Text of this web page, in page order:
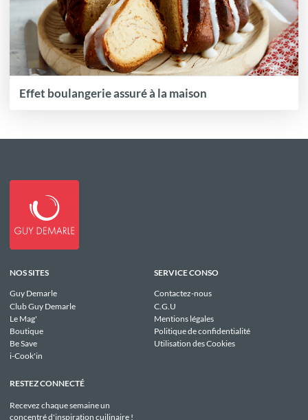
Effet boulangerie assuré à la maison
NOS SITES
Guy Demarle
Club Guy Demarle
Le Mag'
Boutique
Be Save
i-Cook'in
SERVICE CONSO
Contactez-nous
C.G.U
Mentions légales
Politique de confidentialité
Utilisation des Cookies
RESTEZ CONNECTÉ
Recevez chaque semaine un
concentré d'inspiration cuilinaire !